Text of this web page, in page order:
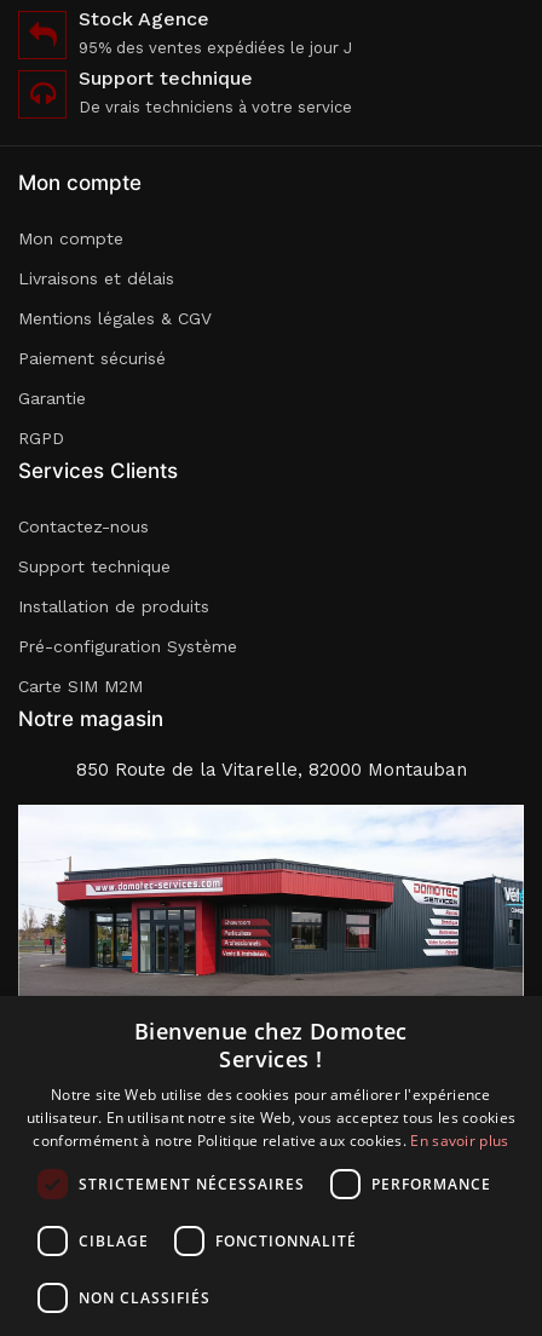
Stock Agence
95% des ventes expédiées le jour J
Support technique
De vrais techniciens à votre service
Mon compte
Mon compte
Livraisons et délais
Mentions légales & CGV
Paiement sécurisé
Garantie
RGPD
Services Clients
Contactez-nous
Support technique
Installation de produits
Pré-configuration Système
Carte SIM M2M
Notre magasin
850 Route de la Vitarelle, 82000 Montauban
Suivez nous
Bienvenue chez Domotec
Services !
Notre site Web utilise des cookies pour améliorer l'expérience
utilisateur. En utilisant notre site Web, vous acceptez tous les cookies
conformément à notre Politique relative aux cookies. En savoir plus
STRICTEMENT NÉCESSAIRES PERFORMANCE
CIBLAGE FONCTIONNALITÉ
NON CLASSIFIÉS